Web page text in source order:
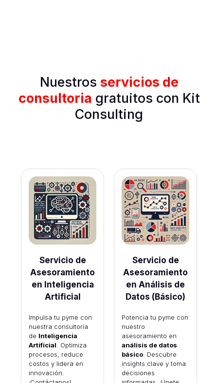
Nuestros servicios de
consultoria gratuitos con Kit
Consulting
Servicio de
Asesoramiento
en Inteligencia
Artificial
Impulsa tu pyme con
nuestra consultoría
de Inteligencia
Artificial . Optimiza
procesos, reduce
costos y lidera en
innovación.
Servicio de
Asesoramiento
en Análisis de
Datos (Básico)
Potencia tu pyme con
nuestro
asesoramiento en
análisis de datos
básico. Descubre
insights clave y toma
decisiones